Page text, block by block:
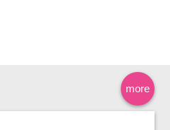
more